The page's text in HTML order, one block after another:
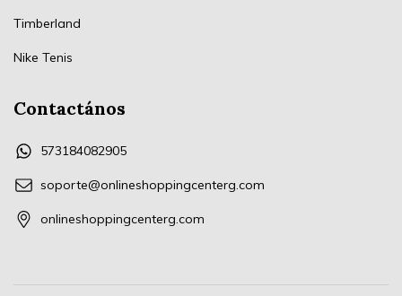
Timberland
Nike Tenis
Contactános
573184082905
soporte@onlineshoppingcenterg.com
onlineshoppingcenterg.com